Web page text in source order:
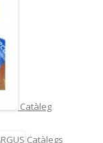
Catàleg
Catàlegs